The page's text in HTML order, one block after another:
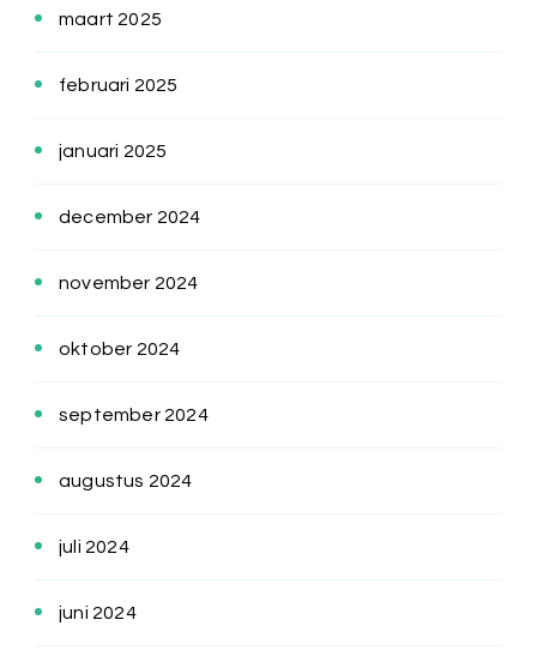
maart 2025
februari 2025
januari 2025
december 2024
november 2024
oktober 2024
september 2024
augustus 2024
juli 2024
juni 2024